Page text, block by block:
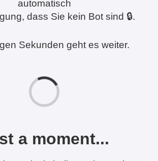
automatisch
dass Sie kein Bot sind 🔒.
Sekunden geht es weiter.
a moment...